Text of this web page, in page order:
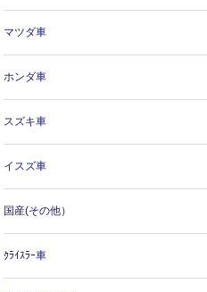
マツダ車
ホンダ車
スズキ車
イスズ車
国産(その他）
ｸﾗｲｽﾗｰ車